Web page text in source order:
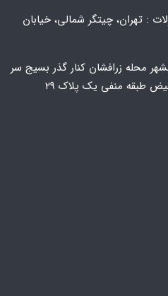
: تهران، چیتگر شمالی، خیابان
محله زرافشان کنار گذر بسیج سر
طبقه منفی یک پلاک ۲۹